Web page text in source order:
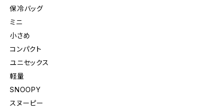
保冷バッグ
ミニ
小さめ
コンパクト
ユニセックス
軽量
SNOOPY
スヌーピー